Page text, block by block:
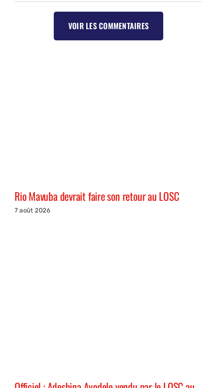
VOIR LES COMMENTAIRES
Rio Mavuba devrait faire son retour au LOSC
7 août 2026